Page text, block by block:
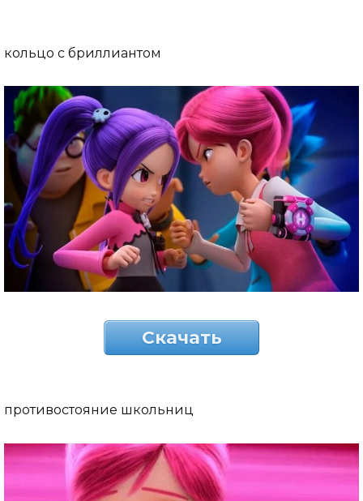
кольцо с бриллиантом
Скачать
противостояние школьниц